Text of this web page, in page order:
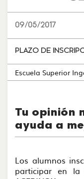
09/05/2017
PLAZO DE
Escuela Superior
Tu opinión
ayuda a
Los alumnos
participar en la